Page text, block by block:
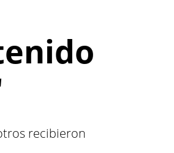
recibieron